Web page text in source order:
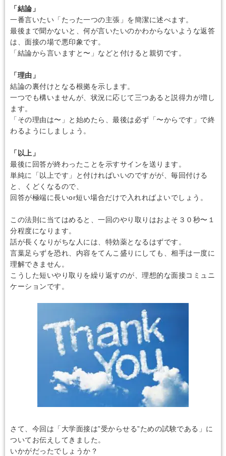
「結論」
一番言いたい「たった一つの主張」を簡潔に述べます。
最後まで聞かないと、何が言いたいのかわからないような返答
は、面接の場で悪印象です。
「結論から言いますと〜」などと付けると親切です。
「理由」
結論の裏付けとなる根拠を示します。
一つでも構いませんが、状況に応じて三つあると説得力が増し
ます。
「その理由は〜」と始めたら、最後は必ず「〜からです」で終
わるようにしましょう。
「以上」
最後に回答が終わったことを示すサインを送ります。
単純に「以上です」と付ければいいのですがが、毎回付ける
と、くどくなるので、
回答が極端に長いor短い場合だけで入れればよいでしょう。
この法則に当てはめると、一回のやり取りはおよそ３０秒〜１
分程度になります。
話が長くなりがちな人には、特効薬となるはずです。
言葉足らずを恐れ、内容をてんこ盛りにしても、相手は一度に
理解できません。
こうした短いやり取りを繰り返すのが、理想的な面接コミュニ
ケーションです。
さて、今回は「大学面接は”受からせる”ための試験である」に
ついてお伝えしてきました。
いかがだったでしょうか？